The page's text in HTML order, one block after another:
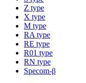
Z type
X type
M type
RA type
RE type
R01 type
RN type
Specom-β